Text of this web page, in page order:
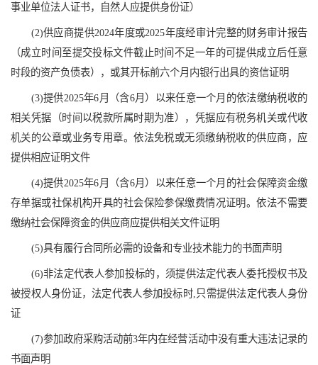
事业单位法人证书，自然人应提供身份证）
(2)供应商提供2024年度或2025年度经审计完整的财务审计报告
（成立时间至提交投标文件截止时间不足一年的可提供成立后任意
时段的资产负债表），或其开标前六个月内银行出具的资信证明
(3)提供2025年6月（含6月）以来任意一个月的依法缴纳税收的
相关凭据（时间以税款所属时期为准），凭据应有税务机关或代收
机关的公章或业务专用章。依法免税或无须缴纳税收的供应商，应
提供相应证明文件
(4)提供2025年6月（含6月）以来任意一个月的社会保障资金缴
存单据或社保机构开具的社会保险参保缴费情况证明。依法不需要
缴纳社会保障资金的供应商应提供相关文件证明
(5)具有履行合同所必需的设备和专业技术能力的书面声明
(6)非法定代表人参加投标的，须提供法定代表人委托授权书及
被授权人身份证，法定代表人参加投标时,只需提供法定代表人身份
证
(7)参加政府采购活动前3年内在经营活动中没有重大违法记录的
书面声明